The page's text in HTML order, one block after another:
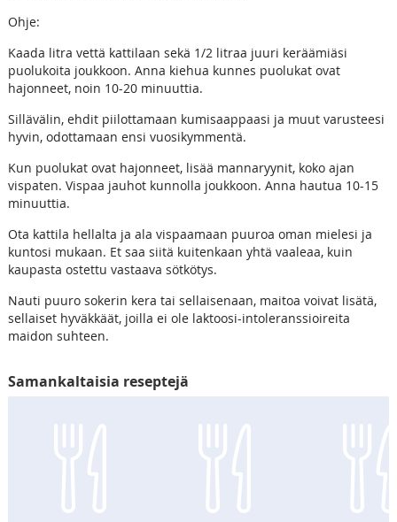
Ohje:
Kaada litra vettä kattilaan sekä 1/2 litraa juuri keräämiäsi
puolukoita joukkoon. Anna kiehua kunnes puolukat ovat
hajonneet, noin 10-20 minuuttia.
Sillävälin, ehdit piilottamaan kumisaappaasi ja muut varusteesi
hyvin, odottamaan ensi vuosikymmentä.
Kun puolukat ovat hajonneet, lisää mannaryynit, koko ajan
vispaten. Vispaa jauhot kunnolla joukkoon. Anna hautua 10-15
minuuttia.
Ota kattila hellalta ja ala vispaamaan puuroa oman mielesi ja
kuntosi mukaan. Et saa siitä kuitenkaan yhtä vaaleaa, kuin
kaupasta ostettu vastaava sötkötys.
Nauti puuro sokerin kera tai sellaisenaan, maitoa voivat lisätä,
sellaiset hyväkkäät, joilla ei ole laktoosi-intoleranssioireita
maidon suhteen.
Samankaltaisia reseptejä